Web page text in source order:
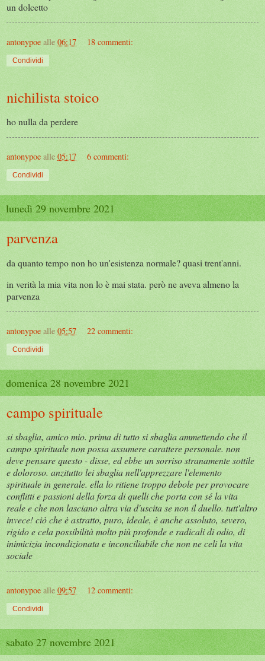
un dolcetto
antonypoe alle 06:17 18 commenti:
Condividi
nichilista stoico
ho nulla da perdere
antonypoe alle 05:17 6 commenti:
Condividi
lunedì 29 novembre 2021
parvenza
da quanto tempo non ho un'esistenza normale? quasi trent'anni.
in verità la mia vita non lo è mai stata. però ne aveva almeno la
parvenza
antonypoe alle 05:57 22 commenti:
Condividi
domenica 28 novembre 2021
campo spirituale
si sbaglia, amico mio. prima di tutto si sbaglia ammettendo che il
campo spirituale non possa assumere carattere personale. non
deve pensare questo - disse, ed ebbe un sorriso stranamente sottile
e doloroso. anzitutto lei sbaglia nell'apprezzare l'elemento
spirituale in generale. ella lo ritiene troppo debole per provocare
conflitti e passioni della forza di quelli che porta con sé la vita
reale e che non lasciano altra via d'uscita se non il duello. tutt'altro
invece! ciò che è astratto, puro, ideale, è anche assoluto, severo,
rigido e cela possibilità molto più profonde e radicali di odio, di
inimicizia incondizionata e inconciliabile che non ne celi la vita
sociale
antonypoe alle 09:57 12 commenti:
Condividi
sabato 27 novembre 2021